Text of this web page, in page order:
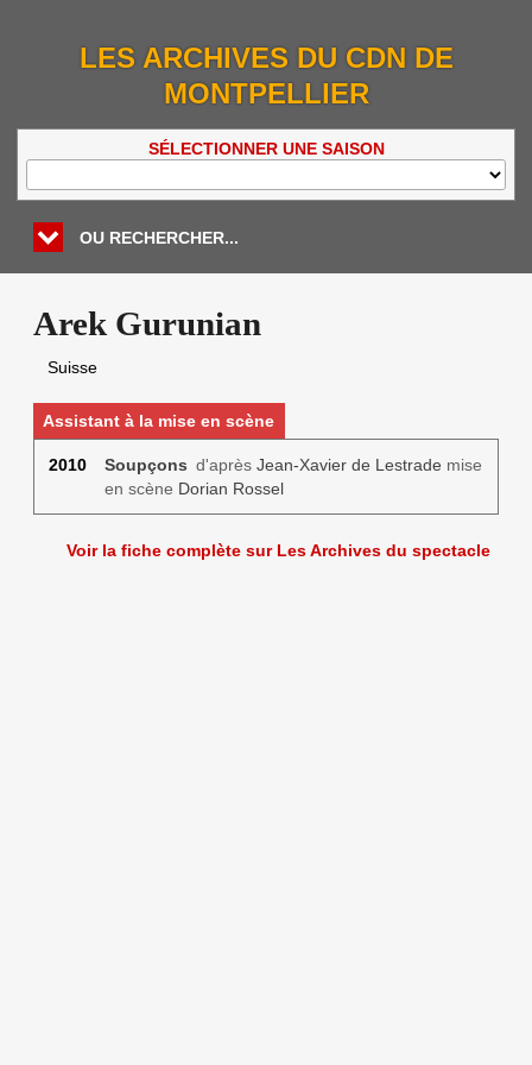
LES ARCHIVES DU CDN DE
MONTPELLIER
SÉLECTIONNER UNE SAISON
OU RECHERCHER...
Arek Gurunian
Suisse
Assistant à la mise en scène
2010 Soupçons d'après Jean-Xavier de Lestrade mise
en scène Dorian Rossel
Voir la fiche complète sur Les Archives du spectacle